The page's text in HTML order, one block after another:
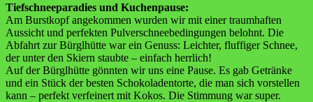
Tiefschneeparadies und Kuchenpause:
Am Burstkopf angekommen wurden wir mit einer traumhaften
Aussicht und perfekten Pulverschneebedingungen belohnt. Die
Abfahrt zur Bürglhütte war ein Genuss: Leichter, fluffiger Schnee,
der unter den Skiern staubte – einfach herrlich!
Auf der Bürglhütte gönnten wir uns eine Pause. Es gab Getränke
und ein Stück der besten Schokoladentorte, die man sich vorstellen
kann – perfekt verfeinert mit Kokos. Die Stimmung war super.